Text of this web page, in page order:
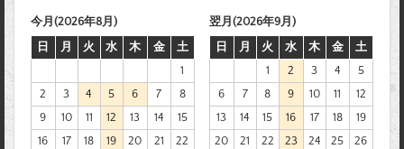
今月(2026年8月)
日
月 火 水 木 金
土
1
2
3 4 5 6 7
8
9
10 11 12 13 14
15
16
17 18 19 20 21
22
翌月(2026年9月)
日
月 火 水 木 金
土
1
2 3 4
5
6
7 8 9 10 11
12
13
14 15 16 17 18
19
20
21 22 23 24 25
26